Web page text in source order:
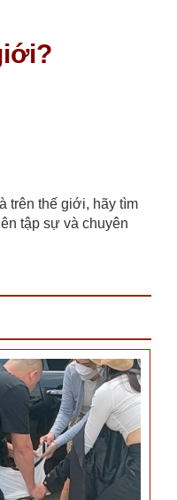
trên thế giới, hãy tìm
tập sự và chuyên